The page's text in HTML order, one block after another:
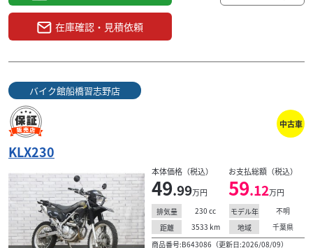
在庫確認・見積依頼
バイク館船橋習志野店
中古車
KLX230
本体価格（税込）
49.99万円
お支払総額（税込）
59.12万円
排気量 230 cc モデル年
不明
距離
3533 km 地域
千葉県
商品番号:B643086（更新日:2026/08/09）